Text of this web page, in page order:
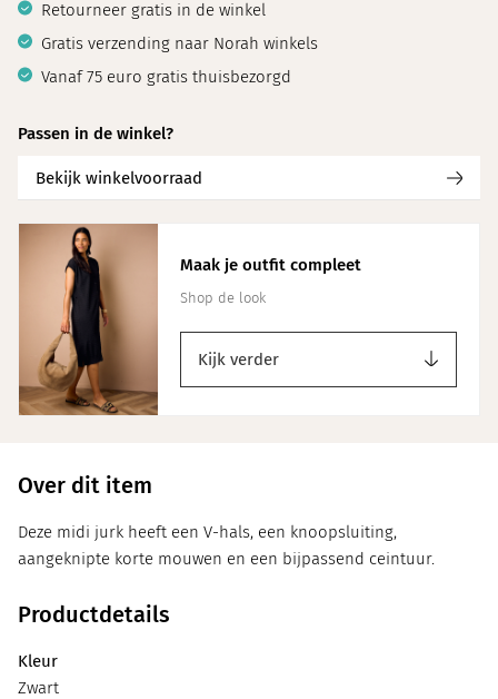
Retourneer gratis in de winkel
Gratis verzending naar Norah winkels
Vanaf 75 euro gratis thuisbezorgd
Passen in de winkel?
Bekijk winkelvoorraad
Maak je outfit compleet
Shop de look
Kijk verder
Over dit item
Deze midi jurk heeft een V-hals, een knoopsluiting,
aangeknipte korte mouwen en een bijpassend ceintuur.
Productdetails
Kleur
Zwart